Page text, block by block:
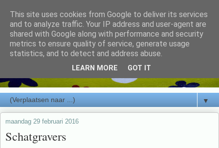
▼
maandag 29 februari 2016
Schatgravers
This site uses cookies from Google to deliver its services
and to analyze traffic. Your IP address and user-agent are
shared with Google along with performance and security
metrics to ensure quality of service, generate usage
statistics, and to detect and address abuse.
LEARN MORE GOT IT